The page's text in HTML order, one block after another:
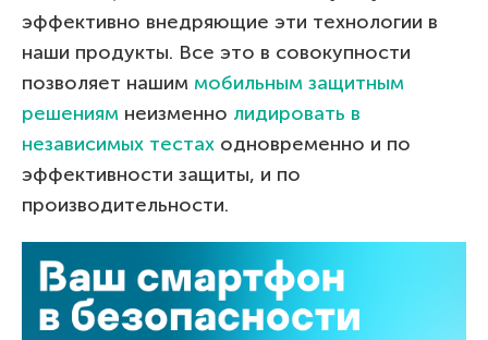
эффективно внедряющие эти технологии в
наши продукты. Все это в совокупности
позволяет нашим мобильным защитным
решениям неизменно лидировать в
независимых тестах одновременно и по
эффективности защиты, и по
производительности.